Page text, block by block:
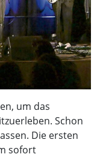
um das
Schon
Die ersten
sofort